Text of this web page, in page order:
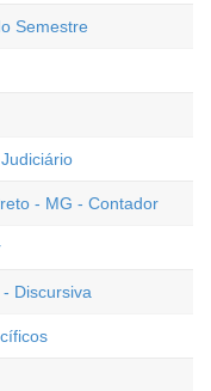
Semestre
- MG - Contador
Discursiva